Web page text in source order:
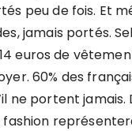
peu de fois. Et
jamais portés.
euros de
60% des
ne portent jamais.
fashion